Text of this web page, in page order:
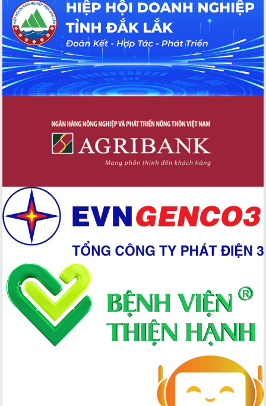
Hội thảo khoa học “Giải pháp thúc đẩy
phát triển nền kinh tế xanh tại tỉnh
Đắk Lắk”
Tăng cường giám sát, đôn đốc thực
hiện nhiệm vụ quản lý tài sản công
hàng tuần
Tháo gỡ những vướng mắc, đẩy mạnh
Đắk Lắk: Tôn vinh 46 giải pháp tại Hội
thi Sáng tạo Kỹ thuật 2024 - 2025
Đắk Lắk rà soát, điều chỉnh Đề án 190
Phó Chủ tịch UBND tỉnh Đắk Lắk
Trương Công Thái kiểm tra thực địa
Dự án cao tốc Khánh Hòa - Buôn Ma
Thuột
Định vị cà phê Việt Nam như một “di
sản sống” trong dòng chảy toàn cầu
Xây dựng nông thôn mới: Nâng cao đời
sống người dân từ những mô hình thiết
thực
Quyết liệt tháo gỡ vướng mắc, đẩy
nhanh tiến độ các dự án trọng điểm
trong Khu kinh tế Nam Phú Yên
Hòn Yến phát triển du lịch gắn với bảo